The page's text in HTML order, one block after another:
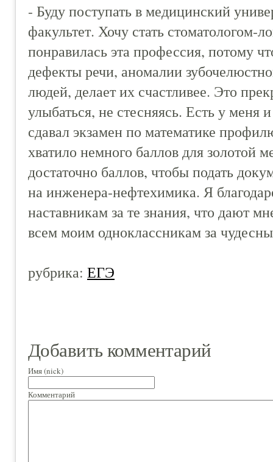
- Буду поступать в медицинский
факультет. Хочу стать стоматологом-
понравилась эта профессия, потому
дефекты речи, аномалии
людей, делает их счастливее. Это
улыбаться, не стесняясь. Есть у меня
сдавал экзамен по математике
хватило немного баллов для золотой
достаточно баллов, чтобы подать
на инженера-нефтехимика. Я
наставникам за те знания, что дают
всем моим одноклассникам за
рубрика: ЕГЭ
Добавить комментарий
Имя (nick)
Комментарий